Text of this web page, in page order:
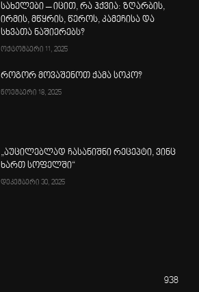
სახელები – იცით, რა ჰქვია: ზღარბის,
ირმის, მწყრის, წეროს, კამეჩისა და
სხვათა ნაშიერებს?
ოქტომბერი 11, 2025
როგორ მოვაშენოთ ქამა სოკო?
ნოემბერი 18, 2025
„აუცილებლად ჩასანიშნი რეცეპტი, ვინც
ხართ სოფელში“
დეკემბერი 30, 2025
938